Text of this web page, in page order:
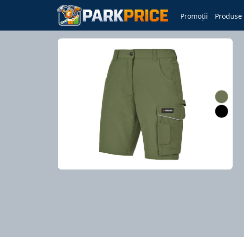
Promoții Produse